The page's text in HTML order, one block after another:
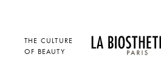
THE CULTURE
OF BEAUTY